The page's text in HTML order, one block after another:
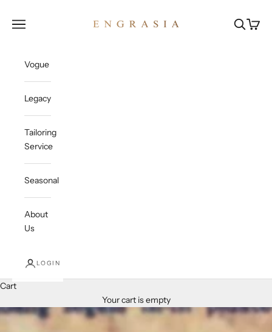
Open navigation menu OpenOpen
Vogue
Legacy
Tailoring
Service
Seasonal
About
Us
LOGIN
Cart
Your cart is empty